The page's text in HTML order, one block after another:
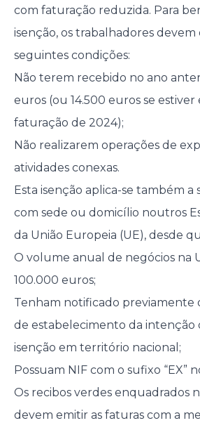
com faturação reduzida. Para
isenção, os trabalhadores devem
seguintes condições:
Não terem recebido no ano
euros (ou 14.500 euros se estiver
faturação de 2024);
Não realizarem operações de
atividades conexas.
Esta isenção aplica-se também a
com sede ou domicílio noutros
da União Europeia (UE), desde
O volume anual de negócios na
100.000 euros;
Tenham notificado previamente
de estabelecimento da intenção
isenção em território nacional;
Possuam NIF com o sufixo “EX”
Os recibos verdes enquadrados
devem emitir as faturas com a